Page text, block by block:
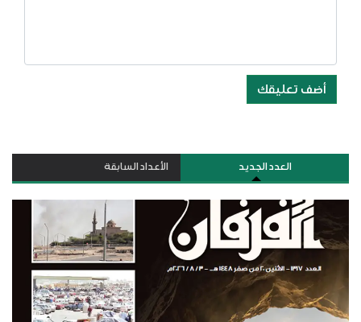
أضف تعليقك
العدد الجديد الأعداد السابقة